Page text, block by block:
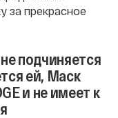
за прекрасное
подчиняется
ей, Маск
и не имеет к